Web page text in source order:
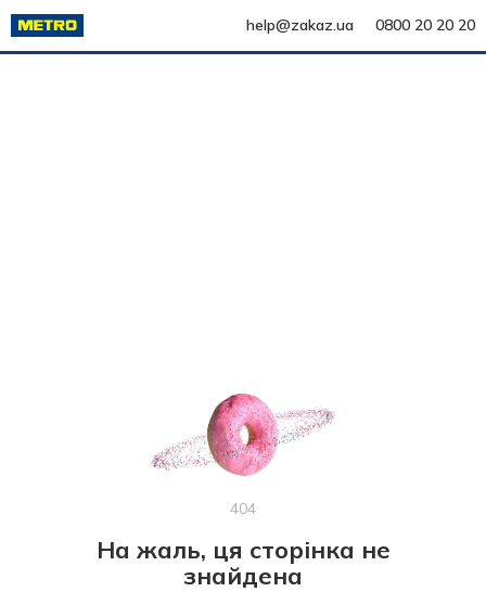
help@zakaz.ua 0800 20 20 20
404
На жаль, ця сторінка не
знайдена